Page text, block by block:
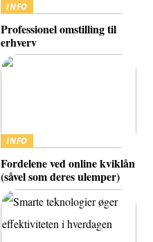
INFO
Professionel omstilling til
erhverv
INFO
Fordelene ved online kviklån
(såvel som deres ulemper)